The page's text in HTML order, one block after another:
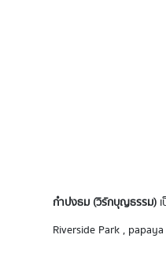
กำปงธม (วิรักบุญธรรม)
Riverside Park ,